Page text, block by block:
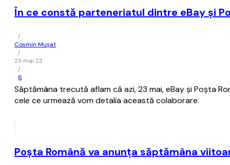
În ce constă parteneriatul dintre eBay şi
/
Cosmin Mușat
/
23 mai 23
/
6
Săptămâna trecută aflam că azi, 23 mai, eBay şi Poşta
cele ce urmează vom detalia această colaborare.
Poşta Română va anunţa săptămâna